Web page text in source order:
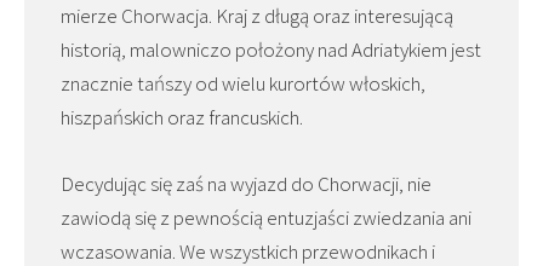
mierze Chorwacja. Kraj z długą oraz interesującą
historią, malowniczo położony nad Adriatykiem jest
znacznie tańszy od wielu kurortów włoskich,
hiszpańskich oraz francuskich.
Decydując się zaś na wyjazd do Chorwacji, nie
zawiodą się z pewnością entuzjaści zwiedzania ani
wczasowania. We wszystkich przewodnikach i